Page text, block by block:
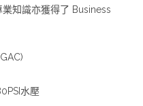
知識亦獲得了 Business
水壓